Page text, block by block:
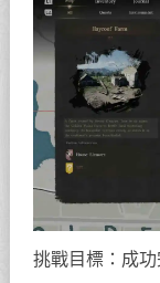
挑戰目標：成